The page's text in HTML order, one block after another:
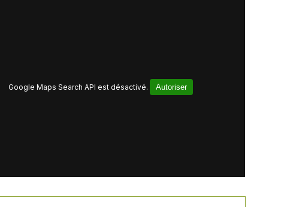
Google Maps Search API est désactivé. Autoriser